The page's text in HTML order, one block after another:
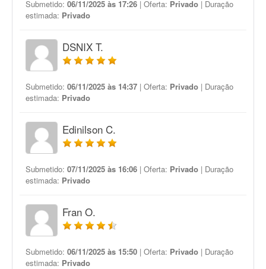
Submetido: 06/11/2025 às 17:26 | Oferta: Privado | Duração
estimada: Privado
DSNIX T.
Submetido: 06/11/2025 às 14:37 | Oferta: Privado | Duração
estimada: Privado
Edinilson C.
Submetido: 07/11/2025 às 16:06 | Oferta: Privado | Duração
estimada: Privado
Fran O.
Submetido: 06/11/2025 às 15:50 | Oferta: Privado | Duração
estimada: Privado